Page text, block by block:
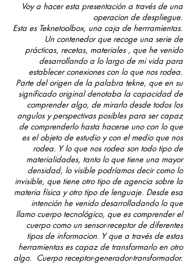
Voy a hacer esta presentación a través de una
operacion de despliegue.
Esta es Teknetoolbox, una caja de herrramientas.
Un contenedor que recoge una serie de
prácticas, recetas, materiales , que he venido
desarrollando a lo largo de mi vida para
establecer conexiones con lo que nos rodea.
Parte del origen de la palabra tekne, que en su
significado original denotaba la capacidad de
comprender algo, de mirarlo desde todos los
angulos y perspectivas posibles para ser capaz
de comprenderlo hasta hacerse uno con lo que
es el objeto de estudio y con el medio que nos
rodea. Y lo que nos rodea son todo tipo de
materialidades, tanto lo que tiene una mayor
densidad, lo visible podríamos decir como lo
invisible, que tiene otro tipo de agencia sobre la
materia física y otro tipo de lenguaje. Desde esa
intención he venido desarrolladando lo que
llamo cuerpo tecnológico, que es comprender el
cuerpo como un sensor-receptor de diferentes
tipos de informacion. Y que a través de estas
herramientas es capaz de transformarlo en otro
algo. Cuerpo receptor-generador-transformador.